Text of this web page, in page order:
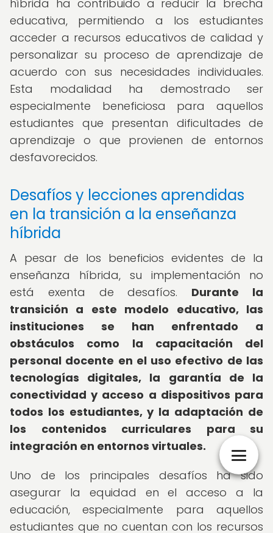
híbrida ha contribuido a reducir la brecha
educativa, permitiendo a los estudiantes
acceder a recursos educativos de calidad y
personalizar su proceso de aprendizaje de
acuerdo con sus necesidades individuales.
Esta modalidad ha demostrado ser
especialmente beneficiosa para aquellos
estudiantes que presentan dificultades de
aprendizaje o que provienen de entornos
desfavorecidos.
Desafíos y lecciones aprendidas
en la transición a la enseñanza
híbrida
A pesar de los beneficios evidentes de la
enseñanza híbrida, su implementación no
está exenta de desafíos. Durante la
transición a este modelo educativo, las
instituciones se han enfrentado a
obstáculos como la capacitación del
personal docente en el uso efectivo de las
tecnologías digitales, la garantía de la
conectividad y acceso a dispositivos para
todos los estudiantes, y la adaptación de
los contenidos curriculares para su
integración en entornos virtuales.
Uno de los principales desafíos ha sido
asegurar la equidad en el acceso a la
educación, especialmente para aquellos
estudiantes que no cuentan con los recursos